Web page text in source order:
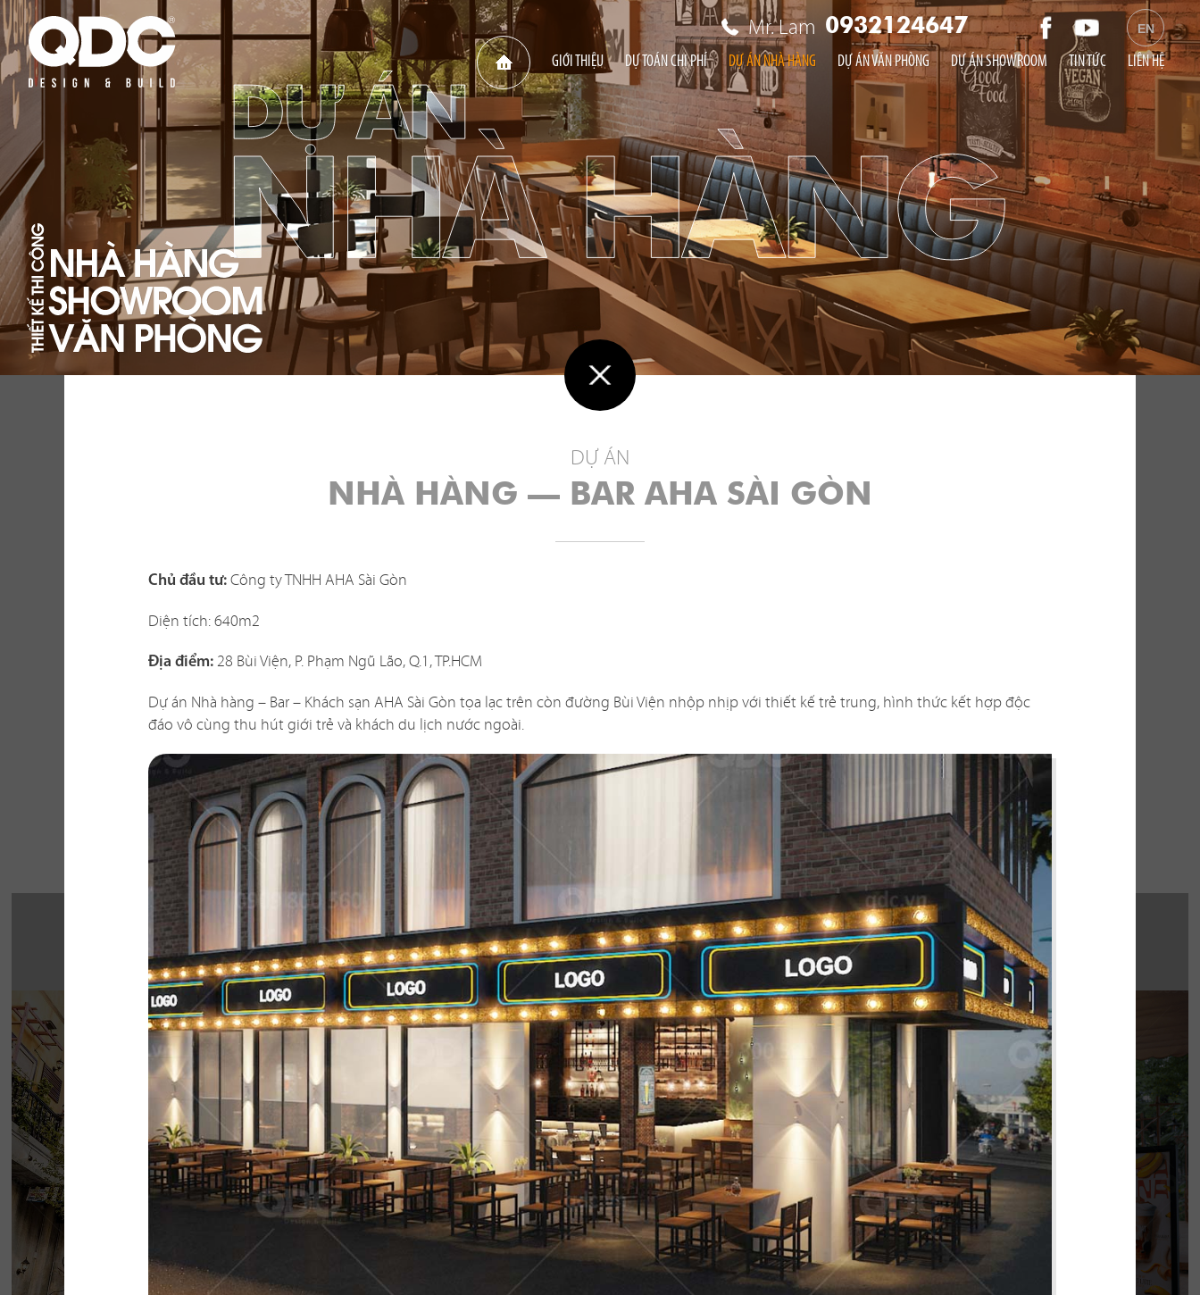
Mr. Lam 0932124647 EN
GIỚI THIỆU DỰ TOÁN CHI PHÍ DỰ ÁN NHÀ HÀNG DỰ ÁN VĂN PHÒNG DỰ ÁN SHOWROOM TIN TỨC LIÊN HỆ
DỰ ÁN
NHÀ HÀNG
hàng vừa thể hiện phong cách chủ đạo của mỗi nhà hàng. Tuy nhiên trên thực tế, việc
sao? Liệu có phù hợp với ngân sách và mong muốn của bạn?
Chúng tôi biết để tìm ra giải pháp hài hòa tất cả các yếu tố trên là một bài toán không
dễ giải quyết, vì vậy hãy để chúng tôi đồng hành cùng bạn, mang đến cho bạn những
——————————–
Một số dự án nhà hàng do QDC Design & Build trực tiếp thiết kế và thi công:
THE STREET "NHẬU CÓ
CHẤT"
The Street được dựa trên văn hóa vỉa hè độc đáo, xen lẫn hơi
thở của đường phố, mang đến vẻ đẹp Việt Nam đặc trưng
cho thực khách
KATINAT WATERBUS
Dự án được chúng tôi hoàn thiện gấp rút trong 35 ngày,
mang đến một không gian thưởng thức cafe - trà sữa ấn
tượng
Chi tiết
DỰ ÁN
NHÀ HÀNG – BAR AHA SÀI GÒN
Chủ đầu tư:Công ty TNHH AHA Sài Gòn
Diện tích: 640m2
Địa điểm: 28 Bùi Viện, P. Phạm Ngũ Lão, Q.1, TP.HCM
Dự án Nhà hàng – Bar – Khách sạn AHA Sài Gòn tọa lạc trên còn đường Bùi Viện nhộp nhịp với thiết kế trẻ trung, hình thức kết hợp độc
đáo vô cùng thu hút giới trẻ và khách du lịch nước ngoài.